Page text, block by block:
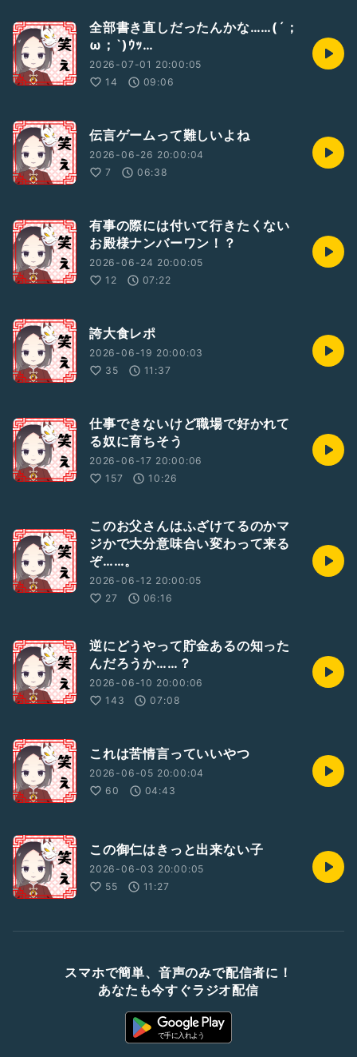
全部書き直しだったんかな……(´；
ω；`)ｳｯ…
2026-07-01 20:00:05
14
09:06
伝言ゲームって難しいよね
2026-06-26 20:00:04
7
06:38
有事の際には付いて行きたくない
お殿様ナンバーワン！？
2026-06-24 20:00:05
12
07:22
誇大食レポ
2026-06-19 20:00:03
35
11:37
仕事できないけど職場で好かれて
る奴に育ちそう
2026-06-17 20:00:06
157
10:26
このお父さんはふざけてるのかマ
ジかで大分意味合い変わって来る
ぞ……。
2026-06-12 20:00:05
27
06:16
逆にどうやって貯金あるの知った
んだろうか……？
2026-06-10 20:00:06
143
07:08
これは苦情言っていいやつ
2026-06-05 20:00:04
60
04:43
この御仁はきっと出来ない子
2026-06-03 20:00:05
55
11:27
スマホで簡単、音声のみで配信者に！
あなたも今すぐラジオ配信